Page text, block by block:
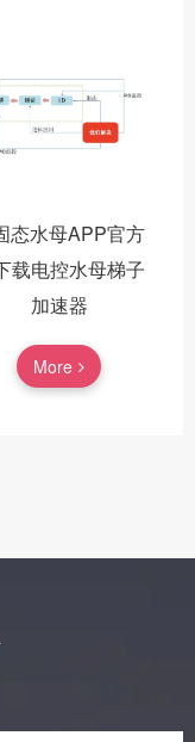
态水母APP官方
载电控水母梯子
加速器
More